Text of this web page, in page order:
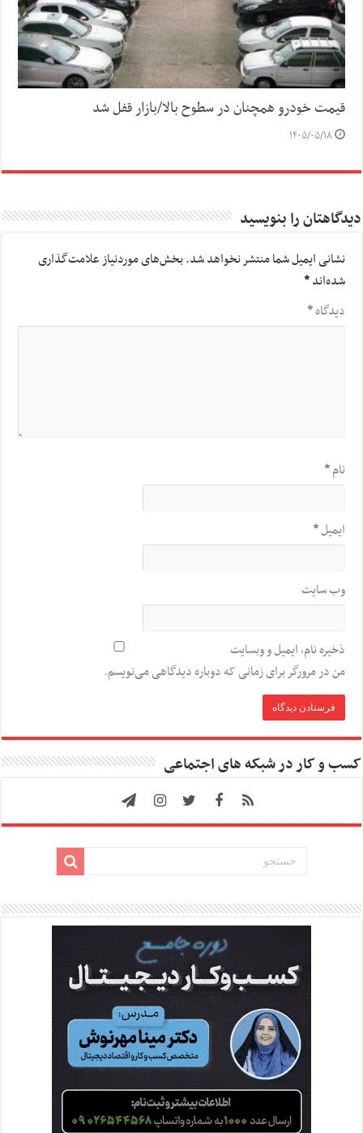
قیمت خودرو همچنان در سطوح بالا/بازار قفل شد
۱۴۰۵/۰۵/۱۸
دیدگاهتان را بنویسید
نشانی ایمیل شما منتشر نخواهد شد.بخش‌های موردنیاز علامت‌گذاری
شده‌اند*
دیدگاه*
نام*
ایمیل*
وب‌ سایت
ذخیره نام، ایمیل و وبسایت
من در مرورگر برای زمانی که دوباره دیدگاهی می‌نویسم.
کسب و کار در شبکه های اجتماعی